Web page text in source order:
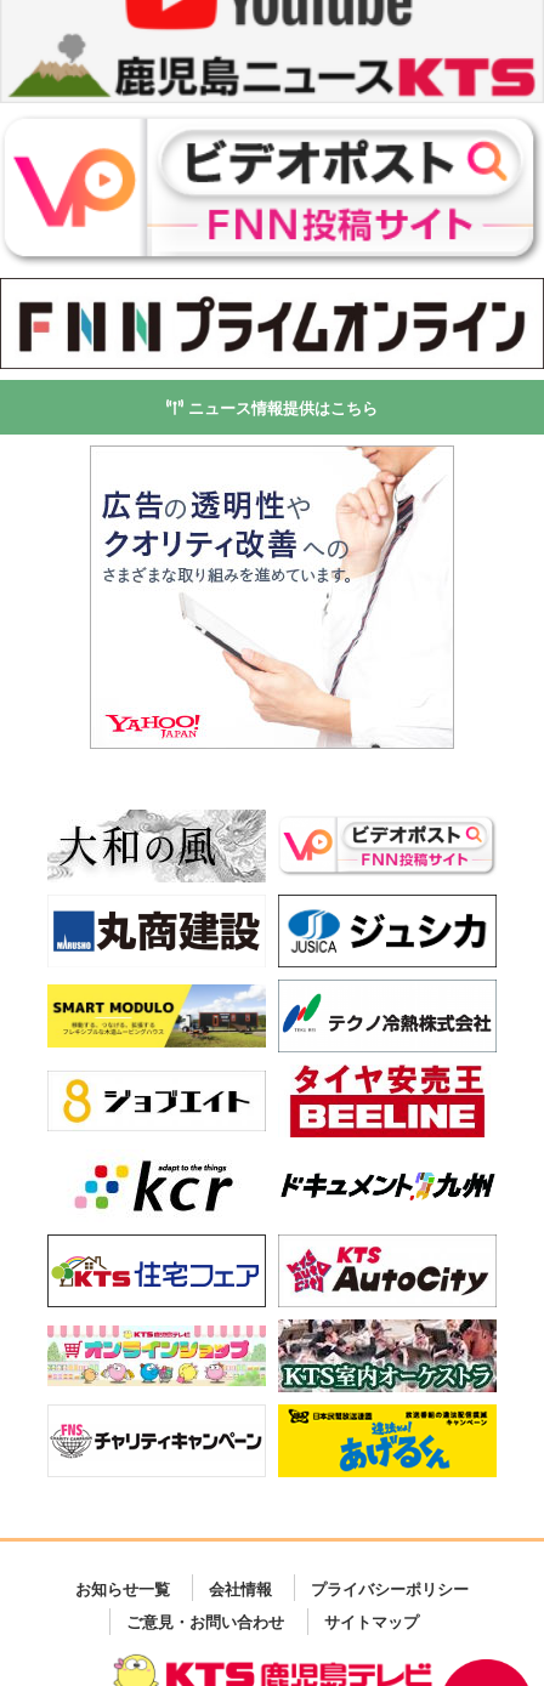
ニュース情報提供はこちら
お知らせ一覧 会社情報
プライバシーポリシー
ご意見・お問い合わせ
サイトマップ